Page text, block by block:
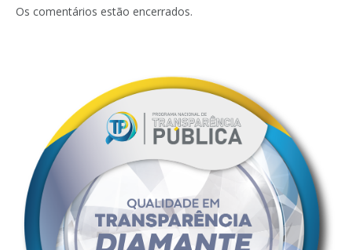
Os comentários estão encerrados.